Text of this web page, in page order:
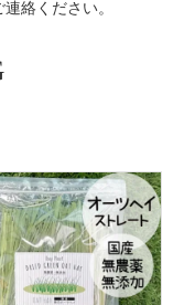
絡ください。